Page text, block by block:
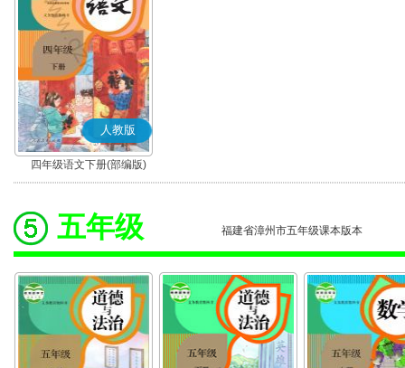
人教版
四年级语文下册(部编版)
五年级 福建省漳州市五年级课本版本